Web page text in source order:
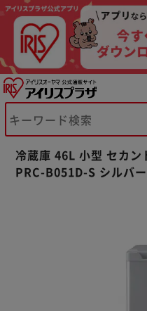
冷蔵庫 46L 小型 セカ
PRC-B051D-S シルバー